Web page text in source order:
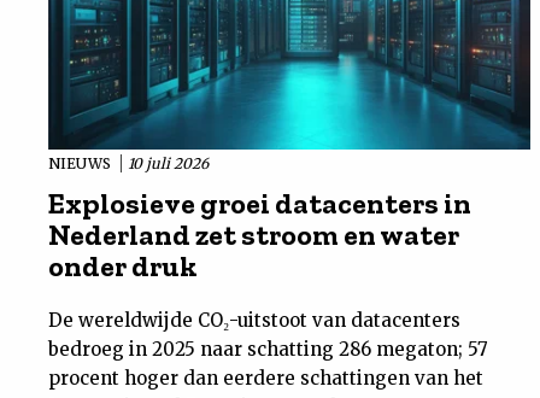
NIEUWS 10 juli 2026
Explosieve groei datacenters in
Nederland zet stroom en water
onder druk
De wereldwijde CO₂-uitstoot van datacenters
bedroeg in 2025 naar schatting 286 megaton; 57
procent hoger dan eerdere schattingen van het